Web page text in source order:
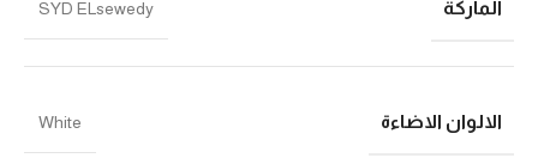
الماركة SYD ELsewedy
الالوان الاضاءة White